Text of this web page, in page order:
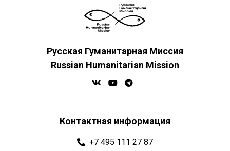
Русская Гуманитарная Миссия
Russian Humanitarian Mission
Контактная информация
+7 495 111 27 87